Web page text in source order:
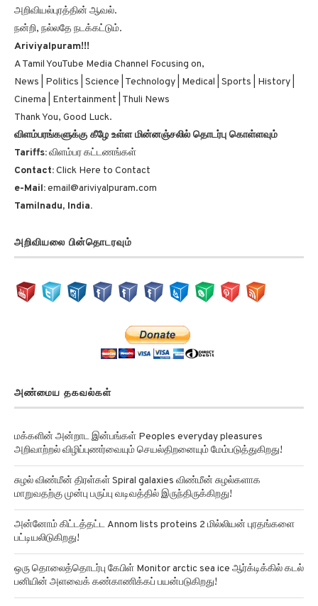
அறிவியல்புரத்தின் ஆவல்.
நன்றி, நல்லதே நடக்கட்டும்.
Ariviyalpuram!!!
A Tamil YouTube Media Channel Focusing on,
News | Politics | Science | Technology | Medical | Sports | History |
Cinema | Entertainment | Thuli News
Thank You, Good Luck.
விளம்பரங்களுக்கு கீழே உள்ள மின்னஞ்சலில் தொடர்பு கொள்ளவும்
Tariffs:விளம்பர கட்டணங்கள்
Contact:Click Here to Contact
e-Mail:email@ariviyalpuram.com
Tamilnadu, India.
அறிவியலை பின்தொடரவும்
அண்மைய தகவல்கள்
மக்களின் அன்றாட இன்பங்கள் Peoples everyday pleasures
அறிவாற்றல் விழிப்புணர்வையும் செயல்திறனையும் மேம்படுத்துகிறது!
சுழல் விண்மீன் திரள்கள் Spiral galaxies விண்மீன் சுழல்களாக
மாறுவதற்கு முன்பு பருப்பு வடிவத்தில் இருந்திருக்கிறது!
அன்னோம் கிட்டத்தட்ட Annom lists proteins 2 மில்லியன் புரதங்களை
பட்டியலிடுகிறது!
ஒரு தொலைத்தொடர்பு கேபிள் Monitor arctic sea ice ஆர்க்டிக்கில் கடல்
பனியின் அளவைக் கண்காணிக்கப் பயன்படுகிறது!